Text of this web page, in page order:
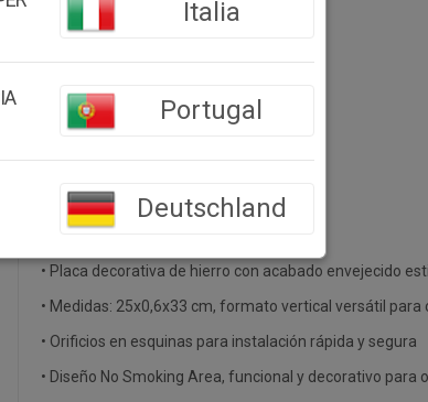
Medidas: 25x0,6x33h cm
Montaje: Viene montado
• Placa decorativa de hierro con acabado envejecido
• Medidas: 25x0,6x33 cm, formato vertical versátil para
• Orificios en esquinas para instalación rápida y segura
• Diseño No Smoking Area, funcional y decorativo para
Italia
Portugal
Deutschland